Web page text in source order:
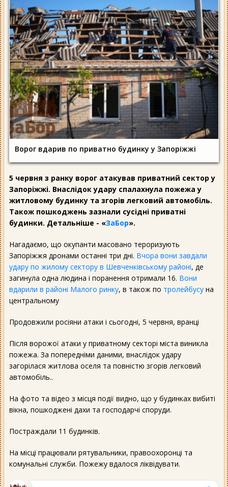
Ворог вдарив по приватно будинку у Запоріжжі
5 червня з ранку ворог атакував приватний сектор у
Запоріжжі. Внаслідок удару спалахнула пожежа у
житловому будинку та згорів легковий автомобіль.
Також пошкоджень зазнали сусідні приватні
будинки. Детальніше - «ЗаБор».
Нагадаємо, що окупанти масовано тероризують
Запоріжжя дронами останні три дні. Вчора вони завдали
удару по жилому сектору в Шевченківському районі, де
загинула одна людина і поранення отримали 16. Вони
вдарили в районі Малого ринку, в також по тролейбусу на
центральному
Продовжили росіяни атаки і сьогодні, 5 червня, вранці
Після ворожої атаки у приватному секторі міста виникла
пожежа. За попередніми даними, внаслідок удару
загорілася житлова оселя та повністю згорів легковий
автомобіль..
На фото та відео з місця події видно, що у будинках вибиті
вікна, пошкоджені дахи та господарчі споруди.
Постраждали 11 будинків.
На місці працювали рятувальники, правоохоронці та
комунальні служби. Пожежу вдалося ліквідувати.